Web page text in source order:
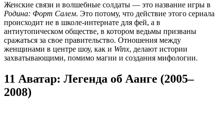
Женские связи и волшебные солдаты — это название игры в
Родина: Форт Салем. Это потому, что действие этого сериала
происходит не в школе-интернате для фей, а в
антиутопическом обществе, в котором ведьмы призваны
сражаться за свое правительство. Отношения между
женщинами в центре шоу, как и Winx, делают истории
захватывающими, помимо магии и создания мифологии.
11 Аватар: Легенда об Аанге (2005–
2008)